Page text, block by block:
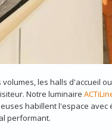
volumes, les halls d'accueil
Notre luminaire
habillent l'espace
performant.